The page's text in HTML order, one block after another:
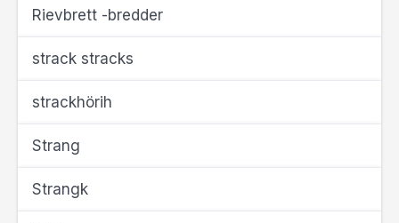
Rievbrett -bredder
strack stracks
strackhörih
Strang
Strangk